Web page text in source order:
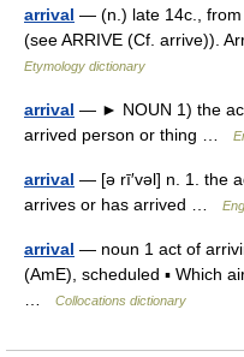
arrival — (n.) late 14c., from
(see ARRIVE (Cf. arrive)).
Etymology dictionary
arrival — ► NOUN 1) the
arrived person or thing …
arrival — [ə rī′vəl] n. 1. the
arrives or has arrived …
arrival — noun 1 act of
(AmE), scheduled ▪ Which
Collocations dictionary